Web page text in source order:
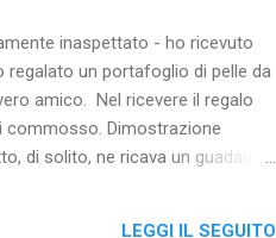
inaspettato - ho ricevuto
un portafoglio di pelle da
amico. Nel ricevere il regalo
Dimostrazione
di solito, ne ricava un guadagno
LEGGI IL SEGUITO